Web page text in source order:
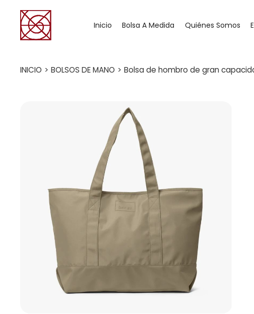
Inicio Bolsa A Medida Quiénes Somos
INICIO > BOLSOS DE MANO > Bolsa de hombro de gran